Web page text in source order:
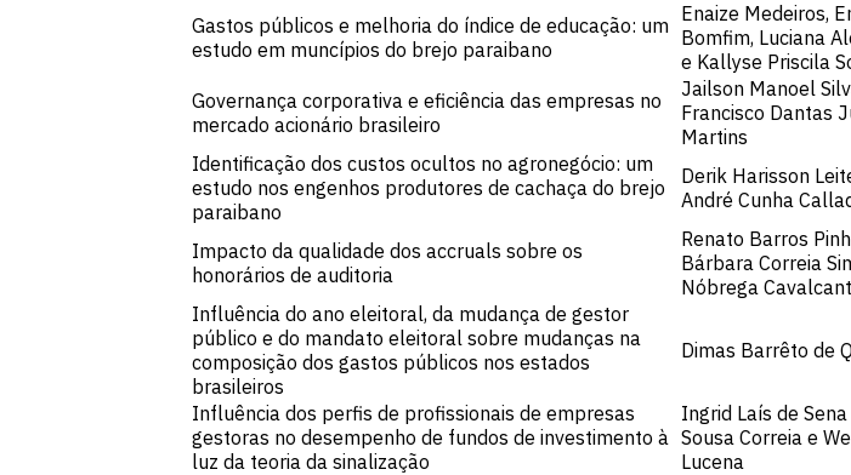
Gastos públicos e melhoria do índice de educação: um
estudo em muncípios do brejo paraibano
Enaize Medeiros,
Bomfim, Luciana
e Kallyse Priscila
Governança corporativa e eficiência das empresas no
mercado acionário brasileiro
Jailson Manoel
Francisco Dantas
Martins
Identificação dos custos ocultos no agronegócio: um
estudo nos engenhos produtores de cachaça do brejo
paraibano
Derik Harisson
André Cunha
Impacto da qualidade dos accruals sobre os
honorários de auditoria
Renato Barros
Bárbara Correia
Nóbrega
Influência do ano eleitoral, da mudança de gestor
público e do mandato eleitoral sobre mudanças na
composição dos gastos públicos nos estados
brasileiros
Dimas Barrêto de
Influência dos perfis de profissionais de empresas
gestoras no desempenho de fundos de investimento à
luz da teoria da sinalização
Ingrid Laís de
Sousa Correia e
Lucena